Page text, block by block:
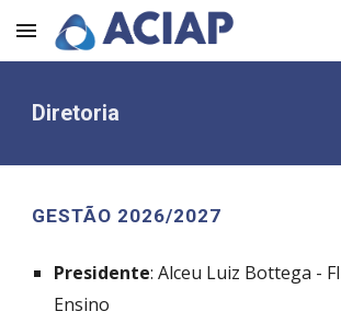
Skip to main content
Diretoria
GESTÃO 2026/2027
Presidente:Alceu Luiz Bottega -
Ensino